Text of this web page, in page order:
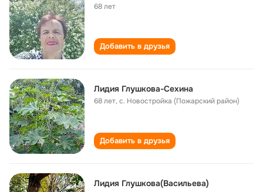
68 лет
Добавить в друзья
Лидия Глушкова-Сехина
68 лет,с. Новостройка (Пожарский район)
Добавить в друзья
Лидия Глушкова(Васильева)